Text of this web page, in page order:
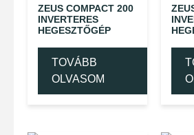
ZEUS COMPACT 200
INVERTERES
HEGESZTŐGÉP
TOVÁBB
OLVASOM